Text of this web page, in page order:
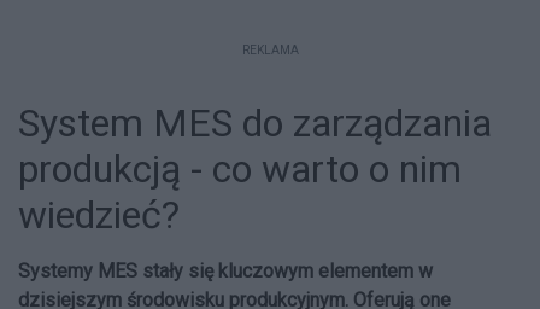
REKLAMA
System MES do zarządzania
produkcją - co warto o nim
wiedzieć?
Systemy MES stały się kluczowym elementem w
dzisiejszym środowisku produkcyjnym. Oferują one